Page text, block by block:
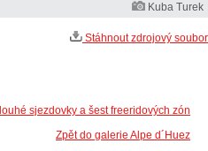
Kuba Turek
Stáhnout zdrojový soubor
sjezdovky a šest freeridových zón
Zpět do galerie Alpe d´Huez